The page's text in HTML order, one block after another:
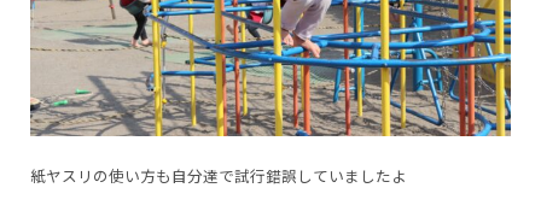
紙ヤスリの使い方も自分達で試行錯誤していましたよ